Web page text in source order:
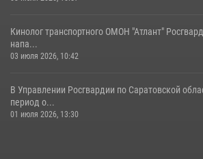
Кинолог транспортного ОМОН "Атлант"
напа...
03 июля 2026, 10:42
В Управлении Росгвардии по Саратовской
период о...
01 июля 2026, 13:30